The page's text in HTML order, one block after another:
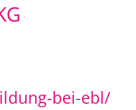
bei-ebl/